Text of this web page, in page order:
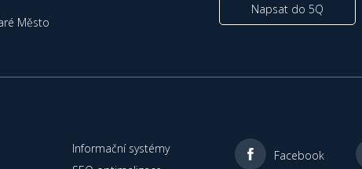
Město
Napsat do 5Q
Informační systémy
Facebook